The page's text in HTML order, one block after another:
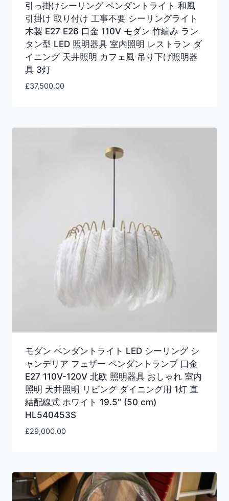
引っ掛けシーリング ペンダントライト 和風
引掛け 取り付け 工事不要 シーリングライト
木製 E27 E26 口金 110V モダン 竹編み ラン
タン型 LED 照明器具 室内照明 レストラン ダ
イニング 天井照明 カフェ風 吊り下げ照明器
具 3灯
£37,500.00
モダン ペンダントライト LED シーリング シ
ャンデリア フェザー ペンダントランプ 口金
E27 110V-120V 北欧 照明器具 おしゃれ 室内
照明 天井照明 リビング ダイニング用 1灯 直
結配線式 ホワイト 19.5″ (50 cm)
HL540453S
£29,000.00